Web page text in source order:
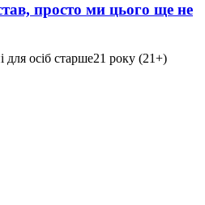
просто ми цього ще не
для осіб старше21 року (21+)